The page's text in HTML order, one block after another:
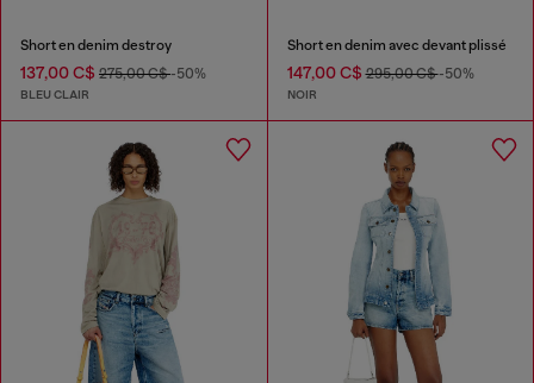
Short en denim destroy
137,00 C$ 275,00 C$-50%
BLEU CLAIR
Short en denim avec devant plissé
147,00 C$295,00 C$-50%
NOIR